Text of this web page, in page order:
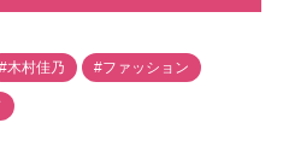
#木村佳乃 #ファッション